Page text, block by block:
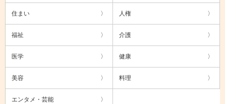
住まい 人権
福祉 介護
医学 健康
美容 料理
エンタメ・芸能